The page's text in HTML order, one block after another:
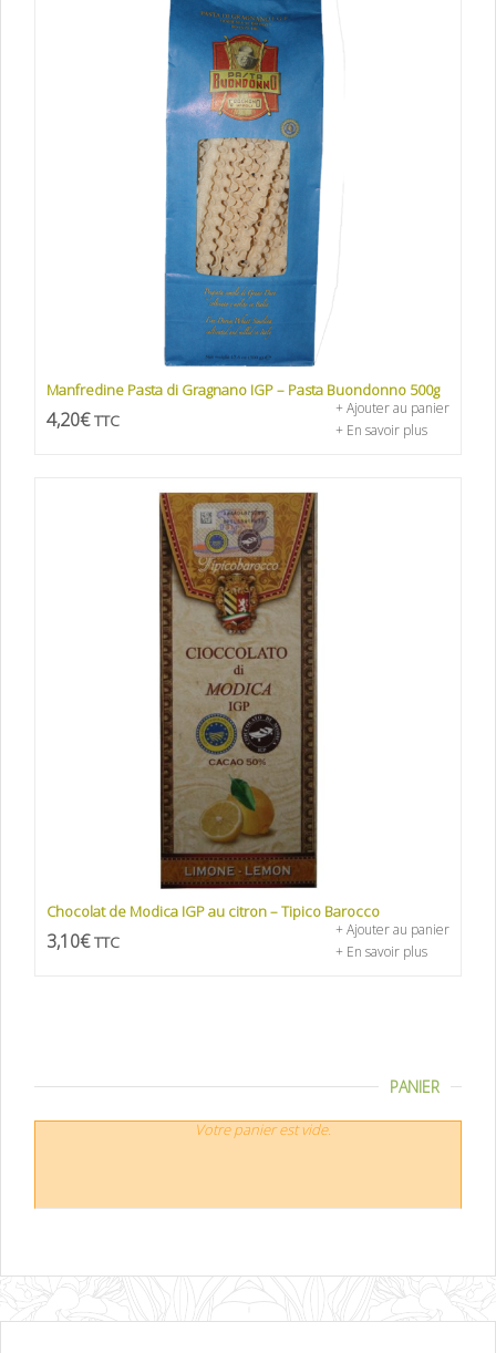
Manfredine Pasta di Gragnano IGP – Pasta Buondonno 500g
4,20€ TTC
+ Ajouter au panier
+ En savoir plus
Chocolat de Modica IGP au citron – Tipico Barocco
3,10€ TTC
+ Ajouter au panier
+ En savoir plus
PANIER
Votre panier est vide.